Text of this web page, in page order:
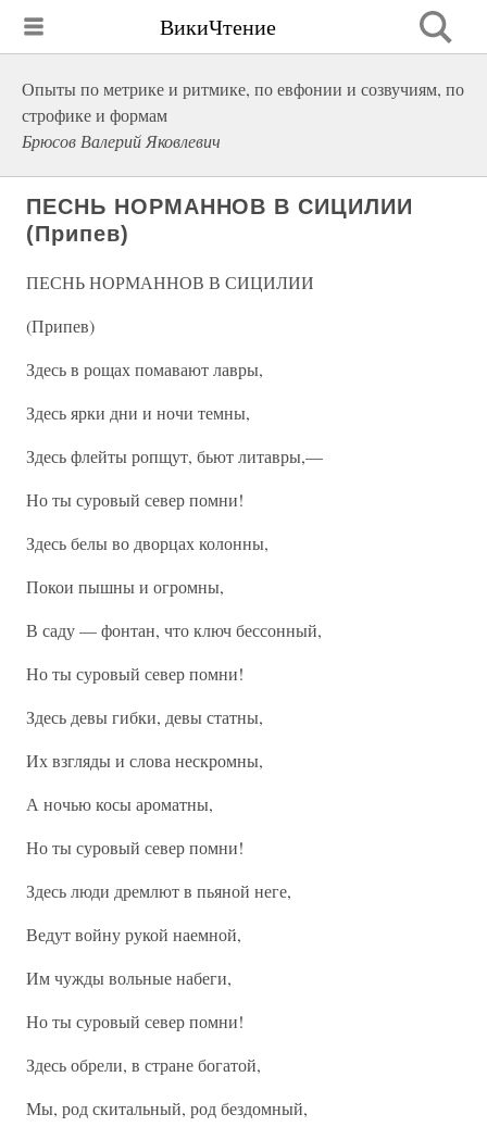
ВикиЧтение
Опыты по метрике и ритмике, по евфонии и созвучиям, по
строфике и формам
Брюсов Валерий Яковлевич
ПЕСНЬ НОРМАННОВ В СИЦИЛИИ
(Припев)
ПЕСНЬ НОРМАННОВ В СИЦИЛИИ
(Припев)
Здесь в рощах помавают лавры,
Здесь ярки дни и ночи темны,
Здесь флейты ропщут, бьют литавры,—
Но ты суровый север помни!
Здесь белы во дворцах колонны,
Покои пышны и огромны,
В саду — фонтан, что ключ бессонный,
Но ты суровый север помни!
Здесь девы гибки, девы статны,
Их взгляды и слова нескромны,
А ночью косы ароматны,
Но ты суровый север помни!
Здесь люди дремлют в пьяной неге,
Ведут войну рукой наемной,
Им чужды вольные набеги,
Но ты суровый север помни!
Здесь обрели, в стране богатой,
Мы, род скитальный, род бездомный,